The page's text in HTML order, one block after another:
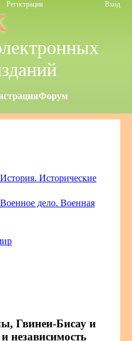
Регистрация Вход
Форум
История. Исторические
Военное дело. Военная
Гвинеи-Бисау и
независимость